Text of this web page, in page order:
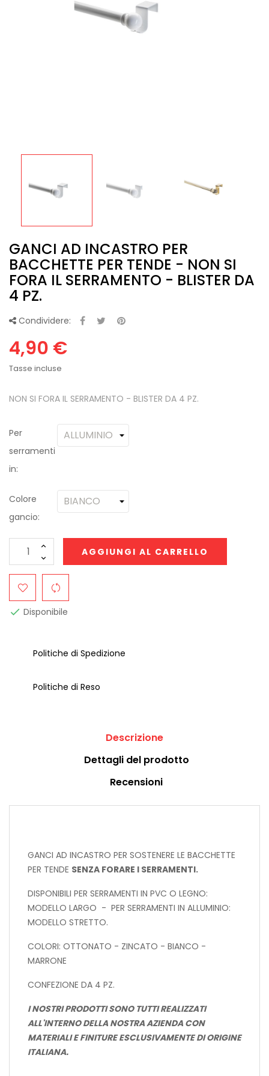
GANCI AD INCASTRO PER
BACCHETTE PER TENDE - NON SI
FORA IL SERRAMENTO - BLISTER DA
4 PZ.
Condividere:
4,90 €
Tasse incluse
NON SI FORA IL SERRAMENTO - BLISTER DA 4 PZ.
Per
serramenti
in:
Colore
gancio:
AGGIUNGI AL CARRELLO
 Disponibile
Politiche di Spedizione
Politiche di Reso
Descrizione
Dettagli del prodotto
Recensioni
GANCI AD INCASTRO PER SOSTENERE LE BACCHETTE
PER TENDE SENZA FORARE I SERRAMENTI.
DISPONIBILI PER SERRAMENTI IN PVC O LEGNO:
MODELLO LARGO - PER SERRAMENTI IN ALLUMINIO:
MODELLO STRETTO.
COLORI: OTTONATO - ZINCATO - BIANCO -
MARRONE
CONFEZIONE DA 4 PZ.
I NOSTRI PRODOTTI SONO TUTTI REALIZZATI
ALL'INTERNO DELLA NOSTRA AZIENDA CON
MATERIALI E FINITURE ESCLUSIVAMENTE DI ORIGINE
ITALIANA.